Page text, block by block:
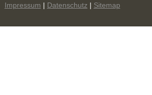
Impressum | Datenschutz | Sitemap